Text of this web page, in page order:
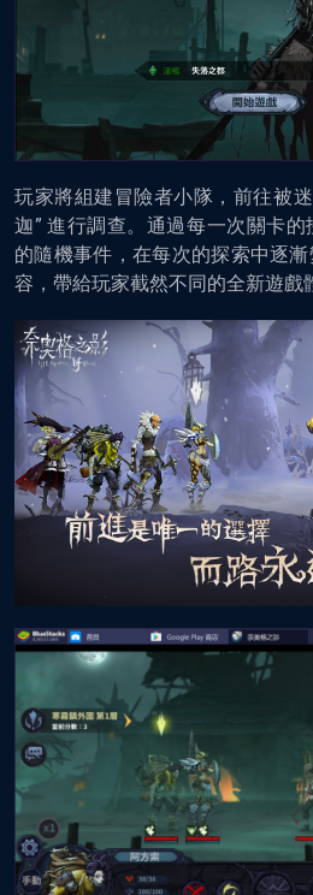
玩家將組建冒險者小隊，前往被
迦” 進行調查。通過每一次關卡
的隨機事件，在每次的探索中逐
容，帶給玩家截然不同的全新遊戲